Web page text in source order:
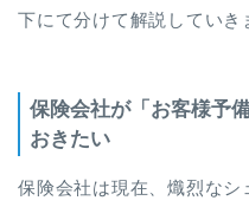
下にて分けて解説していき
保険会社が「お客様予
おきたい
保険会社は現在、熾烈なシ